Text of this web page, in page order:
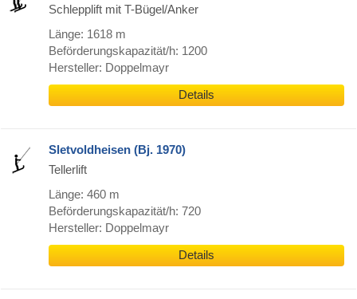
Schlepplift mit T-Bügel/Anker
Länge: 1618 m
Beförderungskapazität/h: 1200
Hersteller: Doppelmayr
Details
Sletvoldheisen (Bj. 1970)
Tellerlift
Länge: 460 m
Beförderungskapazität/h: 720
Hersteller: Doppelmayr
Details